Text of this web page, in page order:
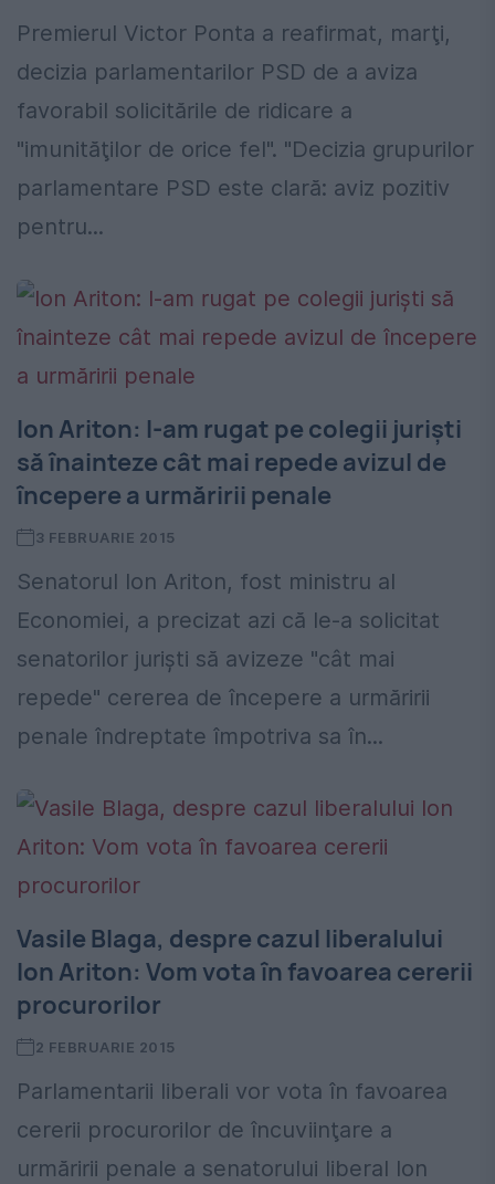
Premierul Victor Ponta a reafirmat, marţi,
decizia parlamentarilor PSD de a aviza
favorabil solicitările de ridicare a
"imunităţilor de orice fel". "Decizia grupurilor
parlamentare PSD este clară: aviz pozitiv
pentru...
Ion Ariton: I-am rugat pe colegii jurişti
să înainteze cât mai repede avizul de
începere a urmăririi penale
3 FEBRUARIE 2015
Senatorul Ion Ariton, fost ministru al
Economiei, a precizat azi că le-a solicitat
senatorilor jurişti să avizeze "cât mai
repede" cererea de începere a urmăririi
penale îndreptate împotriva sa în...
Vasile Blaga, despre cazul liberalului
Ion Ariton: Vom vota în favoarea cererii
procurorilor
2 FEBRUARIE 2015
Parlamentarii liberali vor vota în favoarea
cererii procurorilor de încuviinţare a
urmăririi penale a senatorului liberal Ion